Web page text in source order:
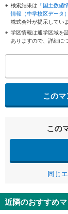
検索結果は 「国土数値
情報（中学校区データ
株式会社が提示していま
学区情報は通学区域を
ありますので、詳細に
この
この
同じ
近隣のおすすめ